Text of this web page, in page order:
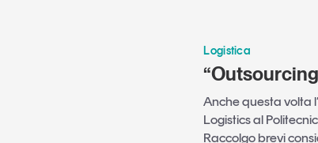
Logistica
Anche questa volta
Logistics al
Raccolgo brevi